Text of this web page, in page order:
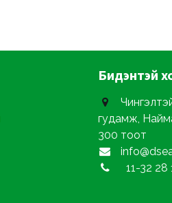
Бидэнтэй
гудамж,
300 тоот
11-32